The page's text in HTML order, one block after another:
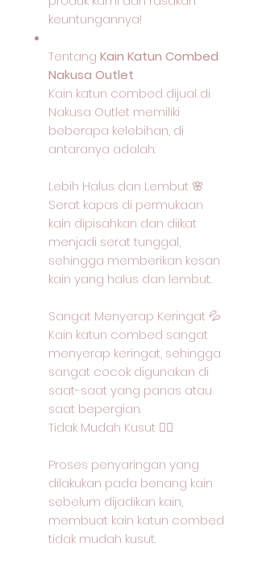
keuntungannya!
Tentang Kain Katun Combed
Nakusa Outlet
Kain katun combed dijual di
Nakusa Outlet memiliki
beberapa kelebihan, di
antaranya adalah:
Lebih Halus dan Lembut 🌸
Serat kapas di permukaan
kain dipisahkan dan diikat
menjadi serat tunggal,
sehingga memberikan kesan
kain yang halus dan lembut.
Sangat Menyerap Keringat 💦
Kain katun combed sangat
menyerap keringat, sehingga
sangat cocok digunakan di
saat-saat yang panas atau
saat bepergian.
Tidak Mudah Kusut 🙅‍♂️
Proses penyaringan yang
dilakukan pada benang kain
sebelum dijadikan kain,
membuat kain katun combed
tidak mudah kusut.